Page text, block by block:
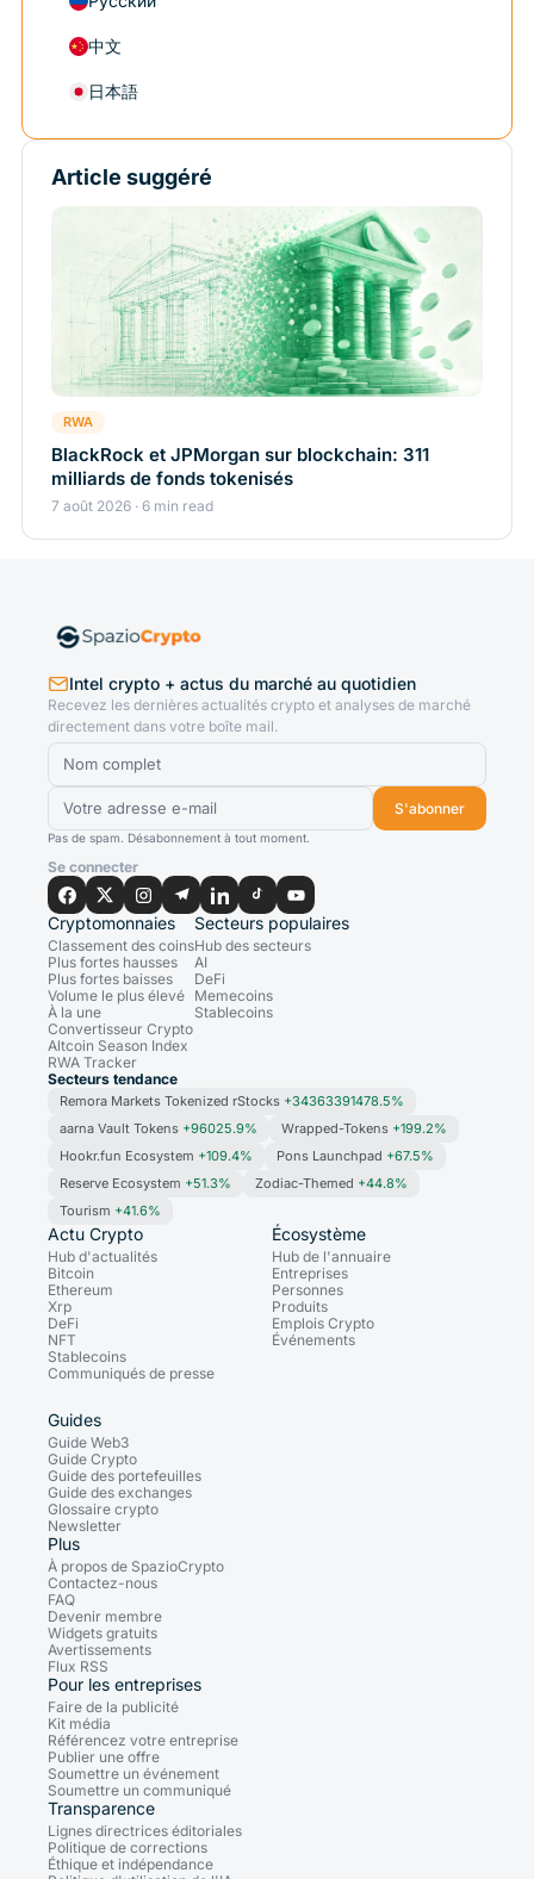
中文
日本語
Article suggéré
RWA
BlackRock et JPMorgan sur blockchain: 311
milliards de fonds tokenisés
7 août 2026 · 6 min read
Intel crypto + actus du marché au quotidien
Recevez les dernières actualités crypto et analyses de marché
directement dans votre boîte mail.
S'abonner
Pas de spam. Désabonnement à tout moment.
Se connecter
Cryptomonnaies
Classement des coins
Plus fortes hausses
Plus fortes baisses
Volume le plus élevé
À la une
Convertisseur Crypto
Altcoin Season Index
RWA Tracker
Secteurs populaires
Hub des secteurs
AI
DeFi
Memecoins
Stablecoins
Secteurs tendance
Remora Markets Tokenized rStocks +34363391478.5%
aarna Vault Tokens +96025.9% Wrapped-Tokens +199.2%
Hookr.fun Ecosystem +109.4% Pons Launchpad +67.5%
Reserve Ecosystem +51.3% Zodiac-Themed +44.8%
Tourism +41.6%
Actu Crypto
Hub d'actualités
Bitcoin
Ethereum
Xrp
DeFi
NFT
Stablecoins
Communiqués de presse
Écosystème
Hub de l'annuaire
Entreprises
Personnes
Produits
Emplois Crypto
Événements
Guides
Guide Web3
Guide Crypto
Guide des portefeuilles
Guide des exchanges
Glossaire crypto
Newsletter
Plus
À propos de SpazioCrypto
Contactez-nous
FAQ
Devenir membre
Widgets gratuits
Avertissements
Flux RSS
Pour les entreprises
Faire de la publicité
Kit média
Référencez votre entreprise
Publier une offre
Soumettre un événement
Soumettre un communiqué
Transparence
Lignes directrices éditoriales
Politique de corrections
Éthique et indépendance